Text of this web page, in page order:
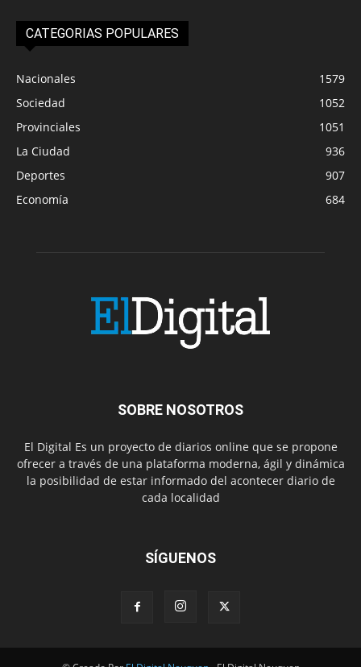
CATEGORIAS POPULARES
Nacionales
1579
Sociedad
1052
Provinciales
1051
La Ciudad
936
Deportes
907
Economía
684
SOBRE NOSOTROS
El Digital Es un proyecto de diarios online que se propone
ofrecer a través de una plataforma moderna, ágil y dinámica
la posibilidad de estar informado del acontecer diario de
cada localidad
SÍGUENOS